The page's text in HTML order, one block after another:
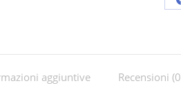
aggiuntive Recensioni